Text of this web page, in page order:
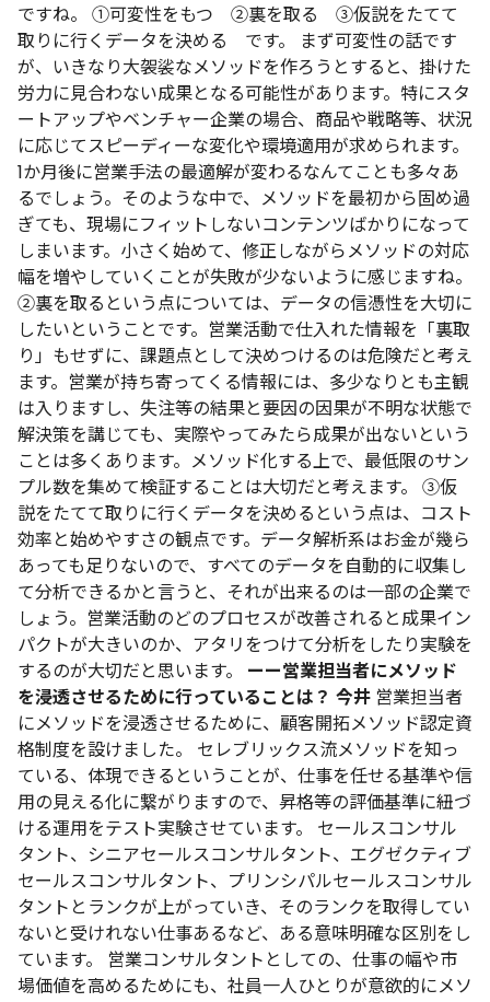
ですね。
①可変性をもつ ②裏を取る ③仮説をたてて
取りに行くデータを決める です。
まず可変性の話です
が、いきなり大袈裟なメソッドを作ろうとすると、掛けた
労力に見合わない成果となる可能性があります。特にスタ
ートアップやベンチャー企業の場合、商品や戦略等、状況
に応じてスピーディーな変化や環境適用が求められます。
1か月後に営業手法の最適解が変わるなんてことも多々あ
るでしょう。そのような中で、メソッドを最初から固め過
ぎても、現場にフィットしないコンテンツばかりになって
しまいます。小さく始めて、修正しながらメソッドの対応
幅を増やしていくことが失敗が少ないように感じますね。
②裏を取るという点については、データの信憑性を大切に
したいということです。営業活動で仕入れた情報を「裏取
り」もせずに、課題点として決めつけるのは危険だと考え
ます。営業が持ち寄ってくる情報には、多少なりとも主観
は入りますし、失注等の結果と要因の因果が不明な状態で
解決策を講じても、実際やってみたら成果が出ないという
ことは多くあります。メソッド化する上で、最低限のサン
プル数を集めて検証することは大切だと考えます。
③仮
説をたてて取りに行くデータを決めるという点は、コスト
効率と始めやすさの観点です。データ解析系はお金が幾ら
あっても足りないので、すべてのデータを自動的に収集し
て分析できるかと言うと、それが出来るのは一部の企業で
しょう。営業活動のどのプロセスが改善されると成果イン
パクトが大きいのか、アタリをつけて分析をしたり実験を
するのが大切だと思います。
ーー営業担当者にメソッド
を浸透させるために行っていることは？ 今井 営業担当者
にメソッドを浸透させるために、顧客開拓メソッド認定資
格制度を設けました。
セレブリックス流メソッドを知っ
ている、体現できるということが、仕事を任せる基準や信
用の見える化に繋がりますので、昇格等の評価基準に紐づ
ける運用をテスト実験させています。
セールスコンサル
タント、シニアセールスコンサルタント、エグゼクティブ
セールスコンサルタント、プリンシパルセールスコンサル
タントとランクが上がっていき、そのランクを取得してい
ないと受けれない仕事あるなど、ある意味明確な区別をし
ています。
営業コンサルタントとしての、仕事の幅や市
場価値を高めるためにも、社員一人ひとりが意欲的にメソ